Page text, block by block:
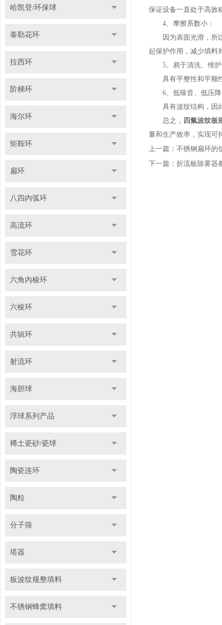
哈凯登/环保球
泰勒花环
拉西环
阶梯环
海尔环
矩鞍环
扁环
八四内弧环
高流环
雪花环
六角内棱环
六棱环
共轭环
射流环
海胆球
浮球系列产品
稀土瓷砂/瓷球
陶瓷连环
陶粒
分子筛
塔器
板波纹规整填料
不锈钢蜂窝填料
保证设备一直处于高效
4、摩擦系数小：
因为表面光滑，所以
起保护作用，减少填料
5、易于清洗、维护
具有平整性和平顺性
6、低噪音、低压降
具有波纹结构，因此
总之， 四氟波纹板
量和生产效率，实现可
上一篇： 不锈钢扁环的
下一篇： 折流板除雾器